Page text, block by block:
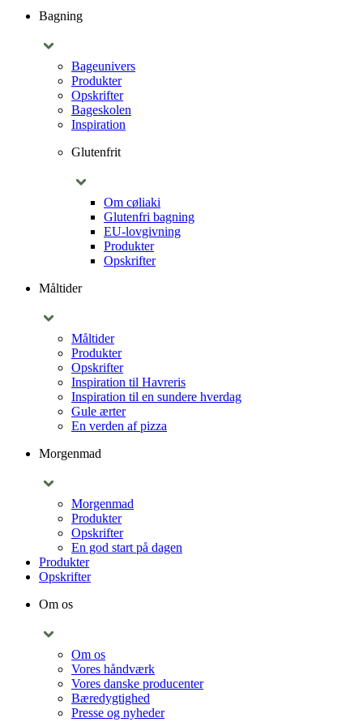
Bagning
Bageunivers
Produkter
Opskrifter
Bageskolen
Inspiration
Glutenfrit
Om cøliaki
Glutenfri bagning
EU-lovgivning
Produkter
Opskrifter
Måltider
Måltider
Produkter
Opskrifter
Inspiration til Havreris
Inspiration til en sundere hverdag
Gule ærter
En verden af pizza
Morgenmad
Morgenmad
Produkter
Opskrifter
En god start på dagen
Produkter
Opskrifter
Om os
Om os
Vores håndværk
Vores danske producenter
Bæredygtighed
Presse og nyheder